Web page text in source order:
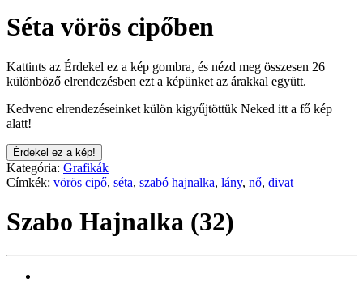
Séta vörös cipőben
Kattints az Érdekel ez a kép gombra, és nézd meg összesen 26
különböző elrendezésben ezt a képünket az árakkal együtt.
Kedvenc elrendezéseinket külön kigyűjtöttük Neked itt a fő kép
alatt!
Érdekel ez a kép!
Kategória: Grafikák
Címkék: vörös cipő, séta, szabó hajnalka, lány, nő, divat
Szabo Hajnalka (32)